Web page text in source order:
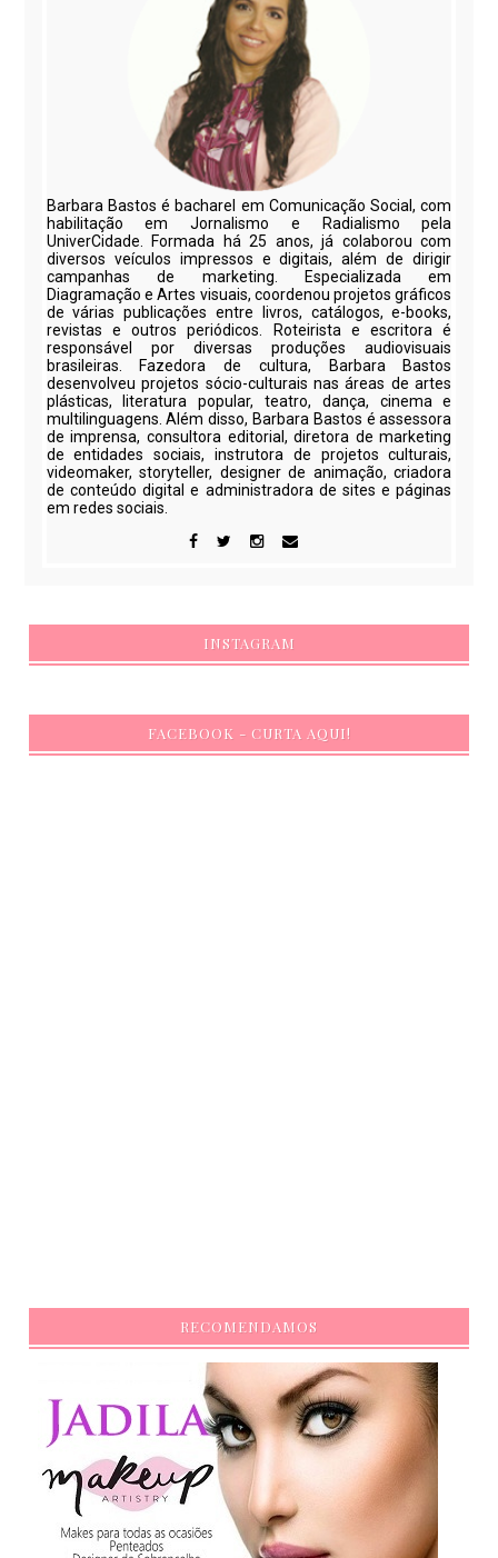
Barbara Bastos é bacharel em Comunicação Social, com
habilitação em Jornalismo e Radialismo pela
UniverCidade. Formada há 25 anos, já colaborou com
diversos veículos impressos e digitais, além de dirigir
campanhas de marketing. Especializada em
Diagramação e Artes visuais, coordenou projetos gráficos
de várias publicações entre livros, catálogos, e-books,
revistas e outros periódicos. Roteirista e escritora é
responsável por diversas produções audiovisuais
brasileiras. Fazedora de cultura, Barbara Bastos
desenvolveu projetos sócio-culturais nas áreas de artes
plásticas, literatura popular, teatro, dança, cinema e
multilinguagens. Além disso, Barbara Bastos é assessora
de imprensa, consultora editorial, diretora de marketing
de entidades sociais, instrutora de projetos culturais,
videomaker, storyteller, designer de animação, criadora
de conteúdo digital e administradora de sites e páginas
em redes sociais.
INSTAGRAM
FACEBOOK - CURTA AQUI!
RECOMENDAMOS